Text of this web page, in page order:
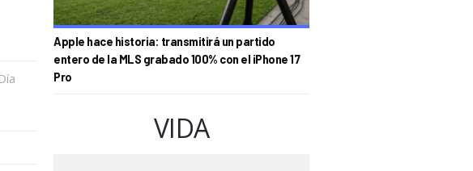
Día
Apple hace historia: transmitirá un partido
entero de la MLS grabado 100% con el iPhone 17
Pro
VIDA